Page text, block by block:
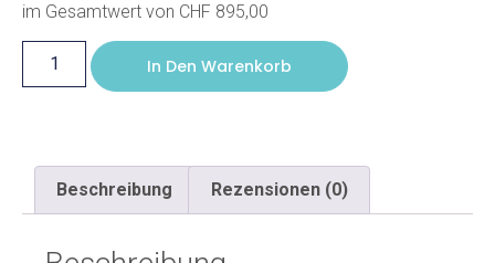
im Gesamtwert von CHF 895,00
In Den Warenkorb
Beschreibung Rezensionen (0)